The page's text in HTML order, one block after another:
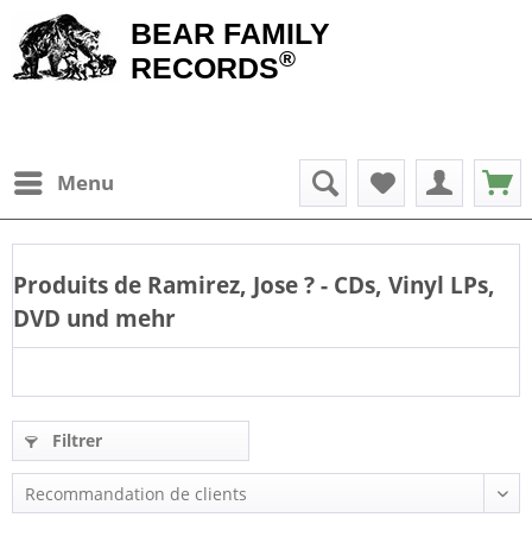
BEAR FAMILY
RECORDS®
Menu
Produits de Ramirez, Jose? - CDs, Vinyl LPs,
DVD und mehr
Filtrer